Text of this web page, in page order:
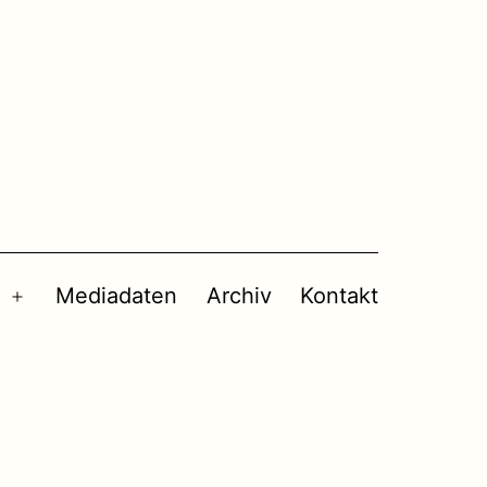
Menü
Mediadaten Archiv Kontakt